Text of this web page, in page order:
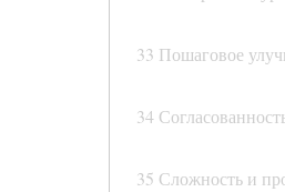
33 Пошаговое
34
35 Сложность и